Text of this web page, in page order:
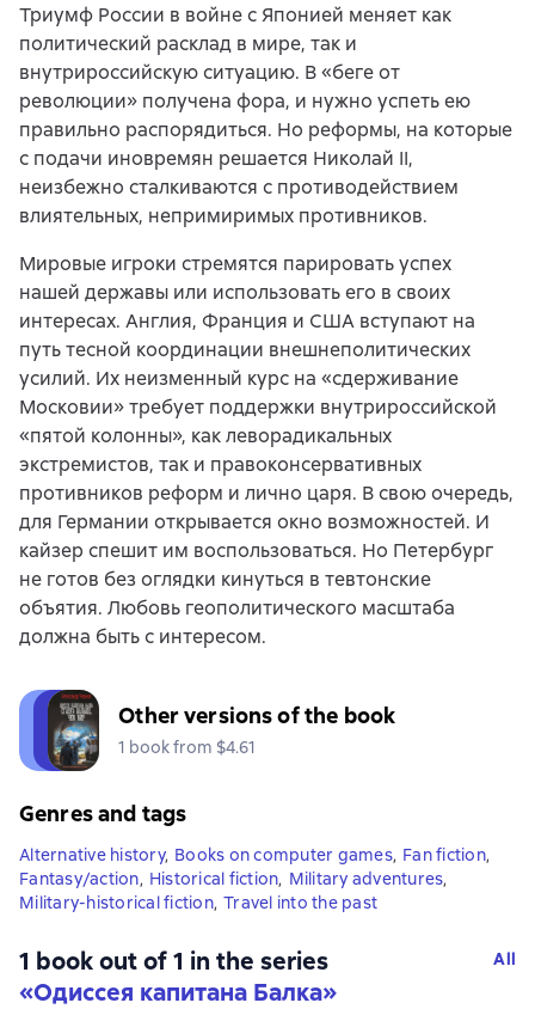
Триумф России в войне с Японией меняет как
политический расклад в мире, так и
внутрироссийскую ситуацию. В «беге от
революции» получена фора, и нужно успеть ею
правильно распорядиться. Но реформы, на которые
с подачи иновремян решается Николай II,
неизбежно сталкиваются с противодействием
влиятельных, непримиримых противников.
Мировые игроки стремятся парировать успех
нашей державы или использовать его в своих
интересах. Англия, Франция и США вступают на
путь тесной координации внешнеполитических
усилий. Их неизменный курс на «сдерживание
Московии» требует поддержки внутрироссийской
«пятой колонны», как леворадикальных
экстремистов, так и правоконсервативных
противников реформ и лично царя. В свою очередь,
для Германии открывается окно возможностей. И
кайзер спешит им воспользоваться. Но Петербург
не готов без оглядки кинуться в тевтонские
объятия. Любовь геополитического масштаба
должна быть с интересом.
Other versions of the book
1 book from $4.61
Genres and tags
Alternative history, Books on computer games, Fan fiction,
Fantasy/action, Historical fiction, Military adventures,
Military-historical fiction, Travel into the past
1 book out of 1 in the series
«Одиссея капитана Балка»
All